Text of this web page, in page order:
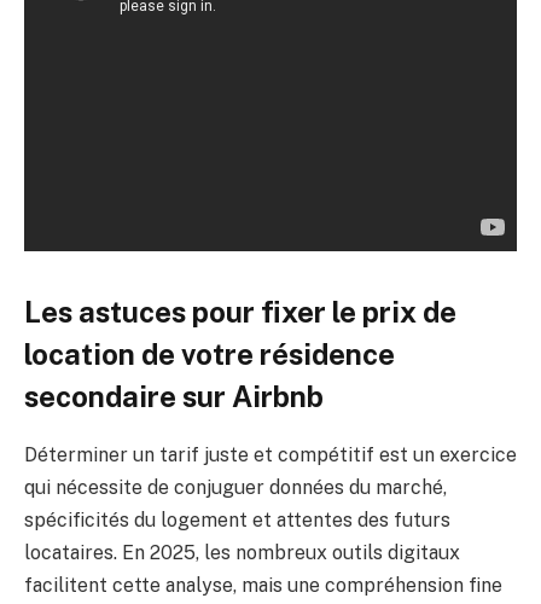
Les astuces pour fixer le prix de
location de votre résidence
secondaire sur Airbnb
Déterminer un tarif juste et compétitif est un exercice
qui nécessite de conjuguer données du marché,
spécificités du logement et attentes des futurs
locataires. En 2025, les nombreux outils digitaux
facilitent cette analyse, mais une compréhension fine